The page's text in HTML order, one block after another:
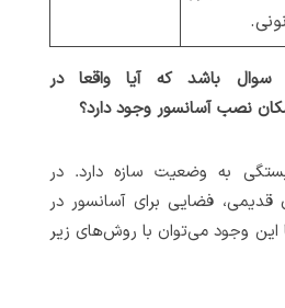
باشد که آیا واقعا در
نصب آسانسور وجود دارد؟
به وضعیت سازه دارد. در
قدیمی، فضایی برای آسانسور در
این وجود می‌توان با روش‌های زیر